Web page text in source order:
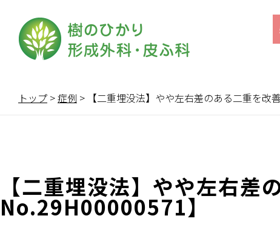
トップ >症例 > 【二重埋没法】やや左右差のある二重を
【二重埋没法】やや左右
No.29H00000571】